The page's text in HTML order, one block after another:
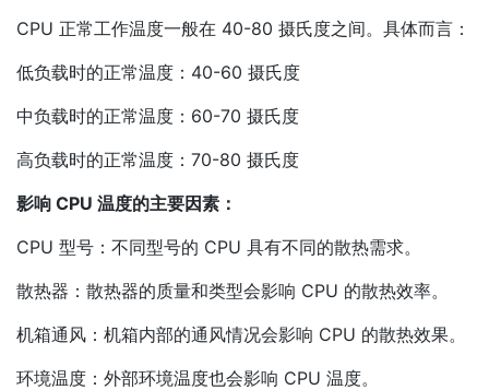
CPU 正常工作温度一般在 40-80 摄氏度之间。具体而言：
低负载时的正常温度：40-60 摄氏度
中负载时的正常温度：60-70 摄氏度
高负载时的正常温度：70-80 摄氏度
影响 CPU 温度的主要因素：
CPU 型号：不同型号的 CPU 具有不同的散热需求。
散热器：散热器的质量和类型会影响 CPU 的散热效率。
机箱通风：机箱内部的通风情况会影响 CPU 的散热效果。
环境温度：外部环境温度也会影响 CPU 温度。